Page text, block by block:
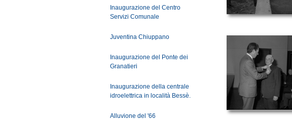
Inaugurazione del Centro
Servizi Comunale
Juventina Chiuppano
Inaugurazione del Ponte dei
Granatieri
Inaugurazione della centrale
idroelettrica in località Bessè.
Alluvione del '66